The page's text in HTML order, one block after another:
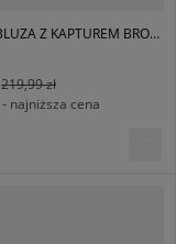
JORDAN BLUZA Z KAPTUREM BROOKLYN FLEECE B
219,99 zł
- najniższa cena